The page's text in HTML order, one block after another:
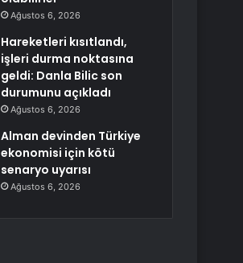
Ağustos 6, 2026
Hareketleri kısıtlandı,
işleri durma noktasına
geldi: Danla Bilic son
durumunu açıkladı
Ağustos 6, 2026
Alman devinden Türkiye
ekonomisi için kötü
senaryo uyarısı
Ağustos 6, 2026